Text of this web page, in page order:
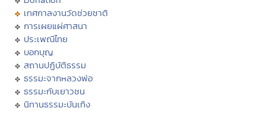
เทศกาลงานวัดช่วยชาติ
การเผยแผ่ศาสนา
ประเพณีไทย
บอกบุญ
สถานปฏิบัติธรรม
ธรรมะจากหลวงพ่อ
ธรรมะกับเยาวชน
นิทานธรรมะบันเทิง